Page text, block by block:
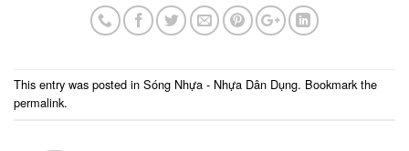
This entry was posted in Sóng Nhựa - Nhựa Dân Dụng. Bookmark the
permalink.